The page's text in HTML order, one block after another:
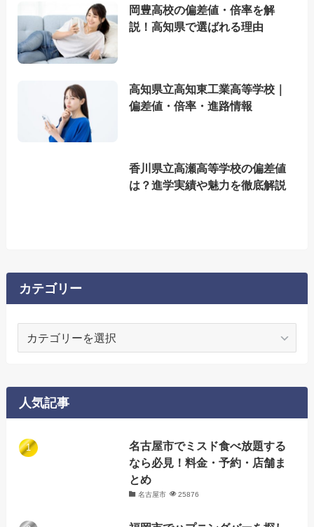
岡豊高校の偏差値・倍率を解
説！高知県で選ばれる理由
高知県立高知東工業高等学校｜
偏差値・倍率・進路情報
香川県立高瀬高等学校の偏差値
は？進学実績や魅力を徹底解説
カテゴリー
ー
人気記事
名古屋市でミスド食べ放題する
なら必見！料金・予約・店舗ま
とめ
名古屋市 25876